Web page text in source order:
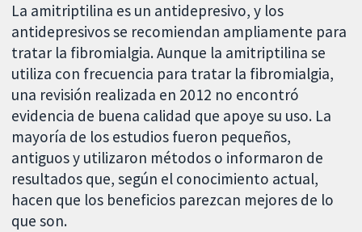
La amitriptilina es un antidepresivo, y los
antidepresivos se recomiendan ampliamente para
tratar la fibromialgia. Aunque la amitriptilina se
utiliza con frecuencia para tratar la fibromialgia,
una revisión realizada en 2012 no encontró
evidencia de buena calidad que apoye su uso. La
mayoría de los estudios fueron pequeños,
antiguos y utilizaron métodos o informaron de
resultados que, según el conocimiento actual,
hacen que los beneficios parezcan mejores de lo
que son.